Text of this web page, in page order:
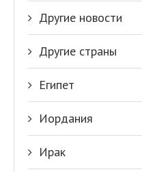
Другие новости
Другие страны
Египет
Иордания
Ирак